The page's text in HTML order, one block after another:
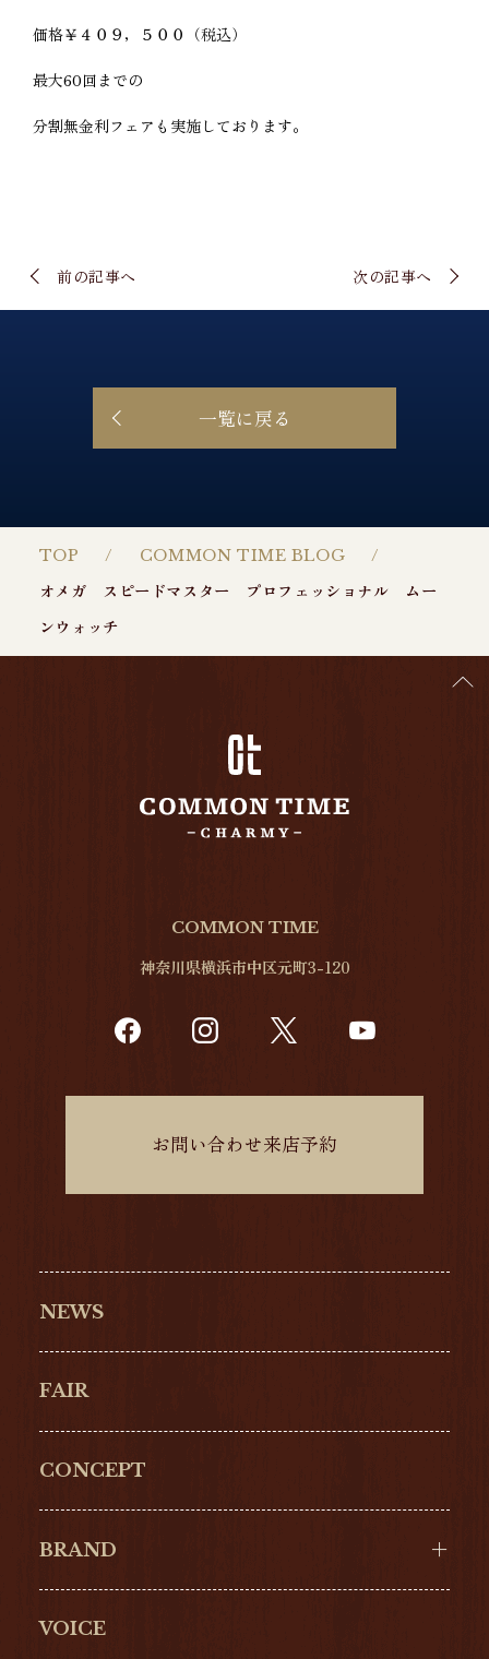
TOP
COMMON TIME BLOG
オメガ スピードマスター プロフェッショナル ムー
ンウォッチ
価格￥４０９，５００（税込）
最大60回までの
分割無金利フェアも実施しております。
前の記事へ 次の記事へ
一覧に戻る
NEWS
FAIR
CONCEPT
BRAND
Cartier
VOICE
COMMON TIME
神奈川県横浜市中区元町3-120
お問い合わせ来店予約